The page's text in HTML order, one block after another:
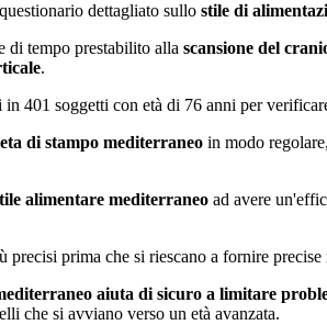
dettagliato sullo stile di
di tempo prestabilito alla scansione del
.
401 soggetti con età di 76 anni per
di stampo mediterraneo in modo
alimentare mediterraneo ad avere
prima che si riescano a fornire precise
aiuta di sicuro a limitare
che si avviano verso un età avanzata.